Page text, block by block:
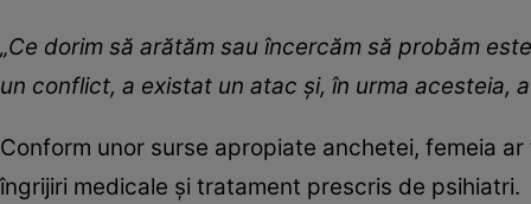
„Ce dorim să arătăm sau încercăm să probăm
un conflict, a existat un atac și, în urma acesteia,
Conform unor surse apropiate anchetei, femeia
îngrijiri medicale și tratament prescris de psihiatri.